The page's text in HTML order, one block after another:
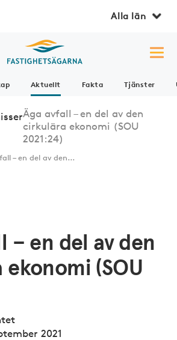
Alla län
Aktuellt Fakta Tjänster
Äga avfall – en del av den
cirkulära ekonomi (SOU
2021:24)
– en del av den...
– en del av den
(SOU
2021